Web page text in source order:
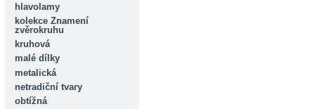
hlavolamy
kolekce Znamení
zvěrokruhu
kruhová
malé dílky
metalická
netradiční tvary
obtížná